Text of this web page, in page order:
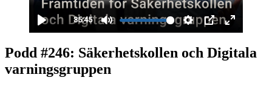
Podd #246: Säkerhetskollen och Digitala
varningsgruppen